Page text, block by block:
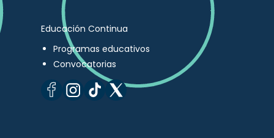
Educación Continua
Programas educativos
Convocatorias